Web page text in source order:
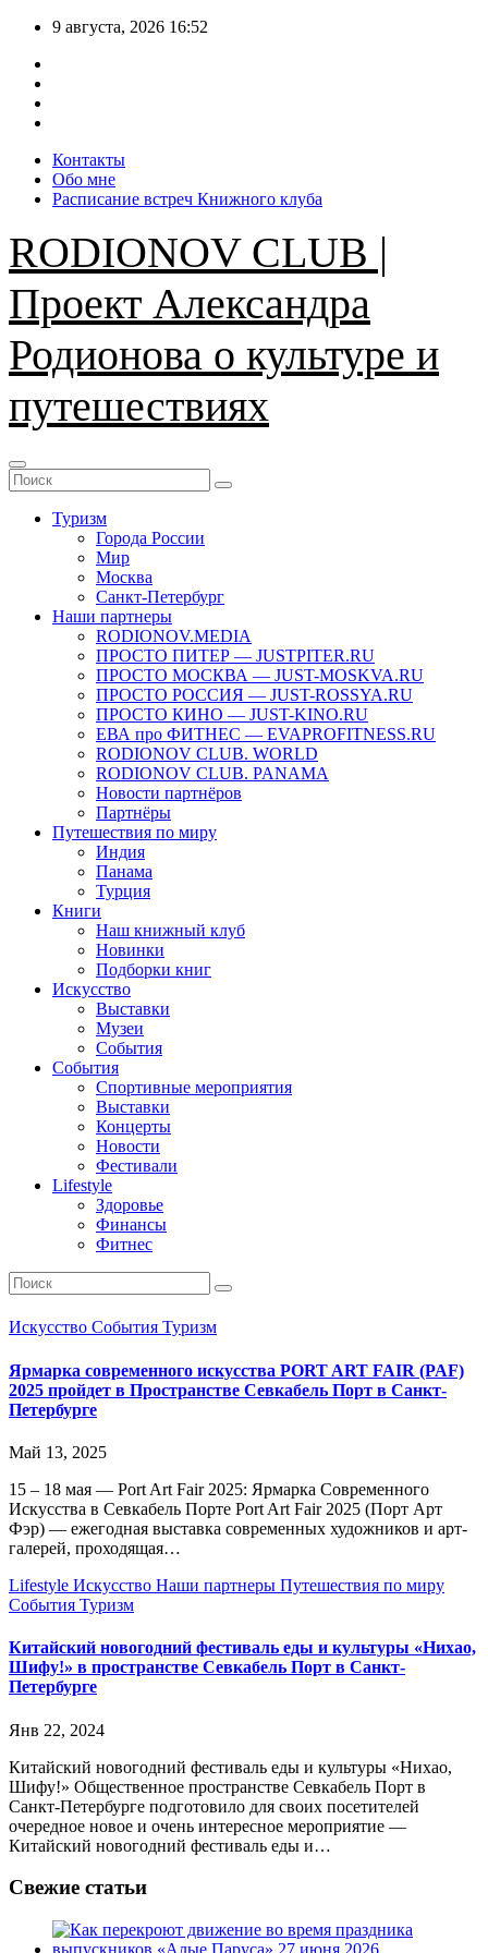
Перейти
содержимому
9 августа, 2026 16:52
Контакты
Обо мне
Расписание встреч Книжного клуба
RODIONOV CLUB |
Проект Александра
Родионова о культуре и
путешествиях
Туризм
Города России
Мир
Москва
Санкт-Петербург
Наши партнеры
RODIONOV.MEDIA
ПРОСТО ПИТЕР — JUSTPITER.RU
ПРОСТО МОСКВА — JUST-MOSKVA.RU
ПРОСТО РОССИЯ — JUST-ROSSYA.RU
ПРОСТО КИНО — JUST-KINO.RU
ЕВА про ФИТНЕС — EVAPROFITNESS.RU
RODIONOV CLUB. WORLD
RODIONOV CLUB. PANAMA
Новости партнёров
Партнёры
Путешествия по миру
Индия
Панама
Турция
Книги
Наш книжный клуб
Новинки
Подборки книг
Искусство
Выставки
Музеи
События
События
Спортивные мероприятия
Выставки
Концерты
Новости
Фестивали
Lifestyle
Здоровье
Финансы
Фитнес
Искусство События Туризм
Ярмарка современного искусства PORT ART FAIR (PAF)
2025 пройдет в Пространстве Севкабель Порт в Санкт-
Петербурге
Май 13, 2025
15 – 18 мая — Port Art Fair 2025: Ярмарка Современного
Искусства в Севкабель Порте Port Art Fair 2025 (Порт Арт
Фэр) — ежегодная выставка современных художников и арт-
галерей, проходящая…
Lifestyle Искусство Наши партнеры Путешествия по миру
События Туризм
Китайский новогодний фестиваль еды и культуры «Нихао,
Шифу!» в пространстве Севкабель Порт в Санкт-
Петербурге
Янв 22, 2024
Китайский новогодний фестиваль еды и культуры «Нихао,
Шифу!» Общественное пространстве Севкабель Порт в
Санкт-Петербурге подготовило для своих посетителей
очередное новое и очень интересное мероприятие —
Китайский новогодний фестиваль еды и…
Свежие статьи